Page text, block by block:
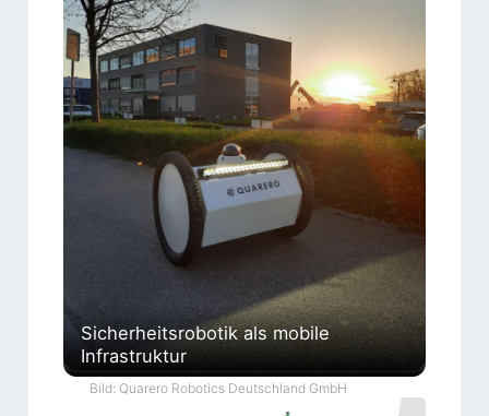
Sicherheitsrobotik als mobile
Infrastruktur
Bild: Quarero Robotics Deutschland GmbH